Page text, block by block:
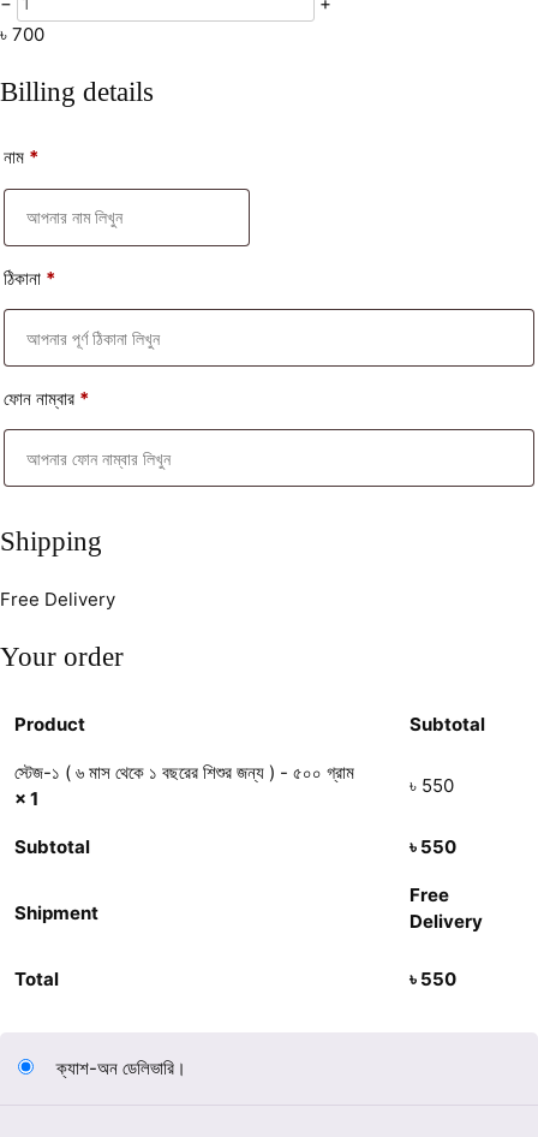
৳ 700
Billing details
নাম *
ঠিকানা *
ফোন নাম্বার *
Shipping
Free Delivery
Your order
Product Subtotal
স্টেজ-১ ( ৬ মাস থেকে ১ বছরের শিশুর জন্য ) - ৫০০ গ্রাম
× 1
৳ 550
Subtotal ৳ 550
Shipment
Free
Delivery
Total ৳ 550
ক্যাশ-অন ডেলিভারি।